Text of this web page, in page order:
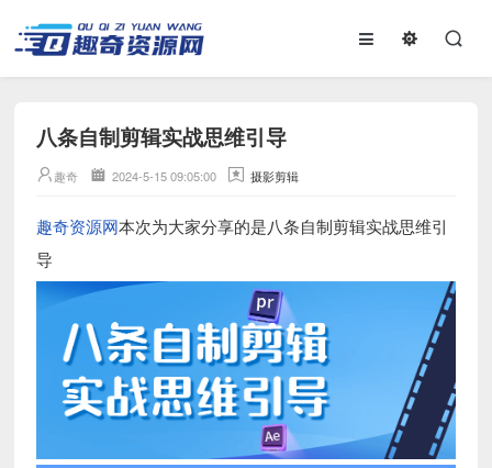
八条自制剪辑实战思维引导
趣奇 2024-5-15 09:05:00 摄影剪辑
趣奇资源网本次为大家分享的是八条自制剪辑实战思维引
导